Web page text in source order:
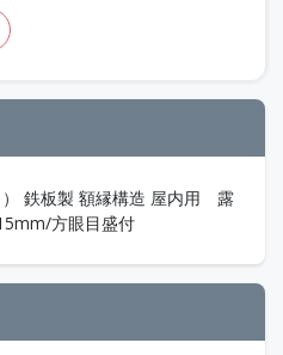
） 鉄板製 額縁構造 屋内用 露
方眼目盛付